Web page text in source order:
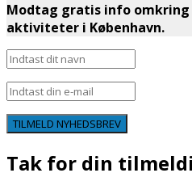
Modtag gratis info
aktiviteter i København.
TILMELD NYHEDSBREV
Tak for din